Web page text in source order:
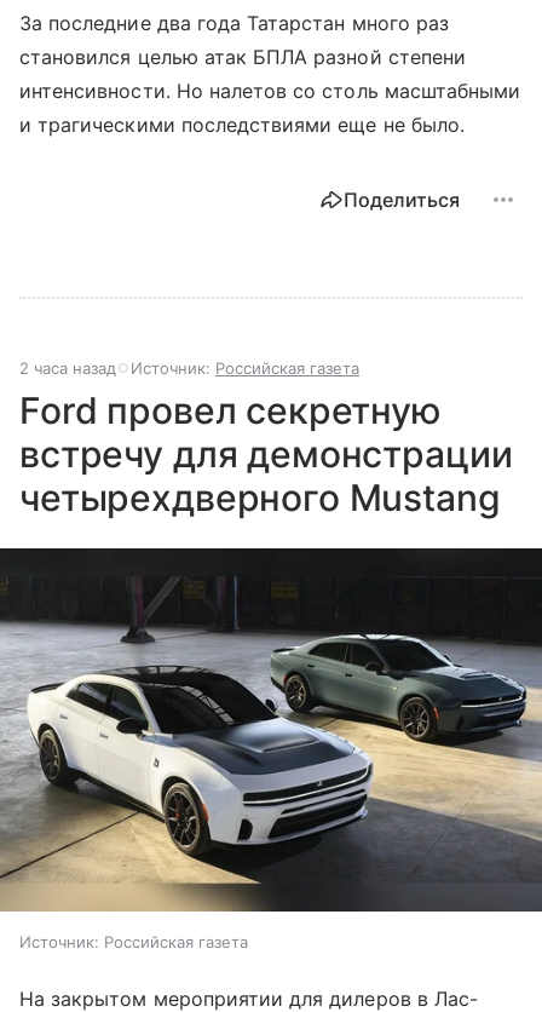
За последние два года Татарстан много раз
становился целью атак БПЛА разной степени
интенсивности. Но налетов со столь масштабными
и трагическими последствиями еще не было.
Поделиться
2 часа назад Источник: Российская газета
Ford провел секретную
встречу для демонстрации
четырехдверного Mustang
Источник: Российская газета
На закрытом мероприятии для дилеров в Лас-